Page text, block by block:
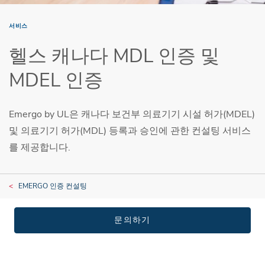
서비스
헬스 캐나다 MDL 인증 및
MDEL 인증
Emergo by UL은 캐나다 보건부 의료기기 시설 허가(MDEL)
및 의료기기 허가(MDL) 등록과 승인에 관한 컨설팅 서비스
를 제공합니다.
EMERGO 인증 컨설팅
문의하기